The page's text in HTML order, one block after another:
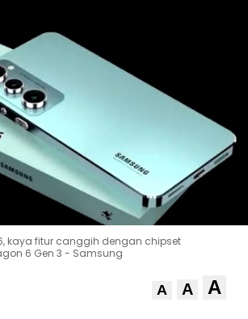
kaya fitur canggih dengan chipset
6 Gen 3 - Samsung
A A A